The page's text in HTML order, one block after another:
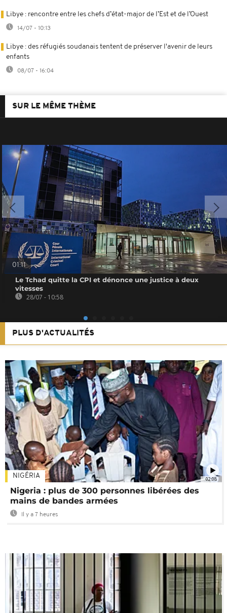
Libye : rencontre entre les chefs d’état-major de l’Est et de l’Ouest
14/07 - 10:13
Libye : des réfugiés soudanais tentent de préserver l'avenir de leurs
enfants
08/07 - 16:04
SUR LE MÊME THÈME
01:11
Le Tchad quitte la CPI et dénonce une justice à deux
vitesses
28/07 - 10:58
PLUS D'ACTUALITÉS
02:08
NIGÉRIA
Nigeria : plus de 300 personnes libérées des
mains de bandes armées
Il y a 7 heures